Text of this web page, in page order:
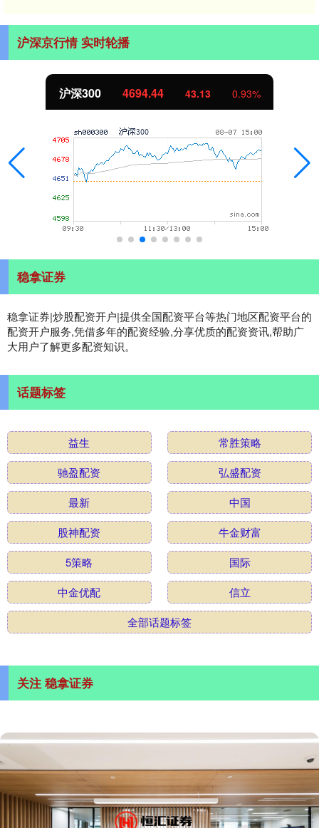
沪深京行情 实时轮播
沪深300 4694.44 43.13 0.93%
稳拿证券
稳拿证券|炒股配资开户|提供全国配资平台等热门地区配资平台的
配资开户服务,凭借多年的配资经验,分享优质的配资资讯,帮助广
大用户了解更多配资知识。
话题标签
益生
常胜策略
驰盈配资
弘盛配资
最新
中国
股神配资
牛金财富
5策略
国际
中金优配
信立
全部话题标签
关注 稳拿证券